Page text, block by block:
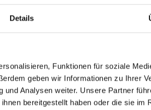
Details
Funktionen für soziale
geben wir Informationen zu Ihrer
Analysen weiter. Unsere Partner
bereitgestellt haben oder die sie im
Bad